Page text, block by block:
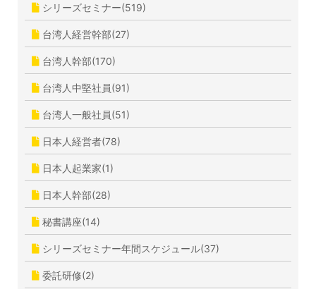
シリーズセミナー(519)
台湾人経営幹部(27)
台湾人幹部(170)
台湾人中堅社員(91)
台湾人一般社員(51)
日本人経営者(78)
日本人起業家(1)
日本人幹部(28)
秘書講座(14)
シリーズセミナー年間スケジュール(37)
委託研修(2)